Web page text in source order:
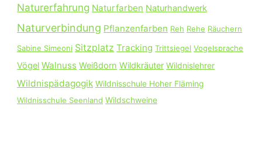
Naturerfahrung Naturfarben Naturhandwerk
Naturverbindung Pflanzenfarben Reh Rehe Räuchern
Sabine Simeoni Sitzplatz Tracking Trittsiegel Vogelsprache
Vögel Walnuss Weißdorn Wildkräuter Wildnislehrer
Wildnispädagogik Wildnisschule Hoher Fläming
Wildnisschule Seenland Wildschweine